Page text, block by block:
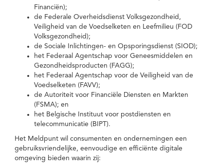
Financiën);
de Federale Overheidsdienst Volksgezondheid,
Veiligheid van de Voedselketen en Leefmilieu (FOD
Volksgezondheid);
de Sociale Inlichtingen- en Opsporingsdienst (SIOD);
het Federaal Agentschap voor Geneesmiddelen en
Gezondheidsproducten (FAGG);
het Federaal Agentschap voor de Veiligheid van de
Voedselketen (FAVV);
de Autoriteit voor Financiële Diensten en Markten
(FSMA); en
het Belgische Instituut voor postdiensten en
telecommunicatie (BIPT).
Het Meldpunt wil consumenten en ondernemingen een
gebruiksvriendelijke, eenvoudige en efficiënte digitale
omgeving bieden waarin zij: